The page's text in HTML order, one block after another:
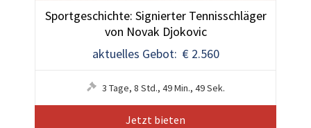
Sportgeschichte: Signierter Tennisschläger
von Novak Djokovic
aktuelles Gebot: € 2.560
3 Tage, 8 Std., 49Min., 48Sek.
Jetzt bieten